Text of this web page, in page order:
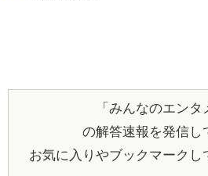
「みんなのエンタ
の解答速報を発信し
お気に入りやブックマークし